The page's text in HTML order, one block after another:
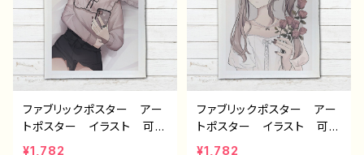
ファブリックポスター アー
トポスター イラスト 可愛
い女の子 エモい かわい
¥1,782
ファブリックポスター アー
トポスター イラスト 可愛
い女の子 エモい かわい
¥1,782